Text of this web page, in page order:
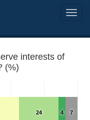
interests of
(%)
7
4
24